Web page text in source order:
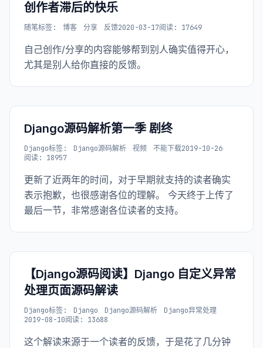
创作者滞后的快乐
随笔标签: 博客 分享 反馈2020-03-17阅读: 17649
自己创作/分享的内容能够帮到别人确实值得开心，
尤其是别人给你直接的反馈。
Django源码解析第一季 剧终
Django标签: Django源码解析 视频 不能下载2019-10-26
阅读: 18957
更新了近两年的时间，对于早期就支持的读者确实
表示抱歉，也很感谢各位的理解。 今天终于上传了
最后一节，非常感谢各位读者的支持。
【Django源码阅读】Django 自定义异常
处理页面源码解读
Django标签: Django Django源码解析
Django异常处理
2019-08-10阅读: 13688
这个解读来源于一个读者的反馈，于是花了几分钟